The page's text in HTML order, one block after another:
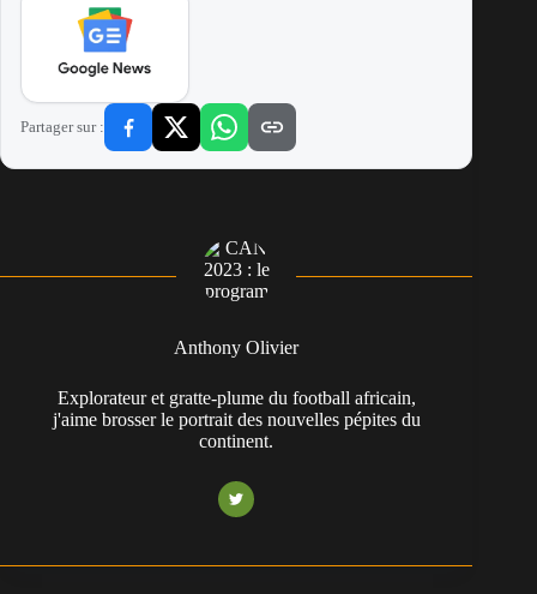
Partager sur :
Anthony Olivier
Explorateur et gratte-plume du football africain,
j'aime brosser le portrait des nouvelles pépites du
continent.